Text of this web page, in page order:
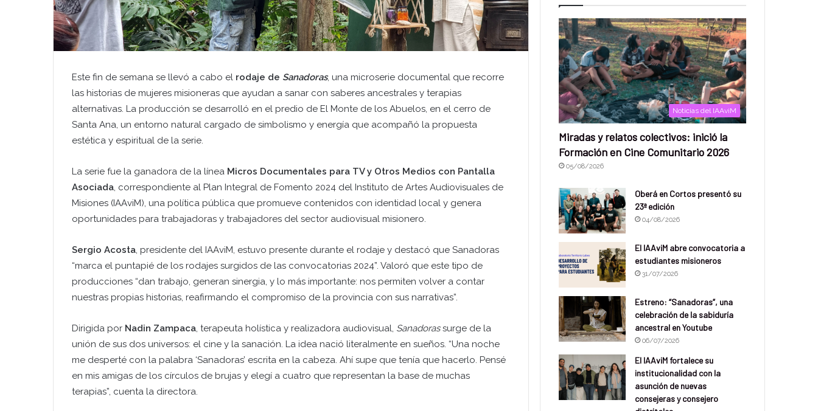
Este fin de semana se llevó a cabo el rodaje de Sanadoras, una microserie documental que recorre
las historias de mujeres misioneras que ayudan a sanar con saberes ancestrales y terapias
alternativas. La producción se desarrolló en el predio de El Monte de los Abuelos, en el cerro de
Santa Ana, un entorno natural cargado de simbolismo y energía que acompañó la propuesta
estética y espiritual de la serie.
La serie fue la ganadora de la línea Micros Documentales para TV y Otros Medios con Pantalla
Asociada, correspondiente al Plan Integral de Fomento 2024 del Instituto de Artes Audiovisuales de
Misiones (IAAviM), una política pública que promueve contenidos con identidad local y genera
oportunidades para trabajadoras y trabajadores del sector audiovisual misionero.
Sergio Acosta, presidente del IAAviM, estuvo presente durante el rodaje y destacó que Sanadoras
“marca el puntapié de los rodajes surgidos de las convocatorias 2024”. Valoró que este tipo de
producciones “dan trabajo, generan sinergia, y lo más importante: nos permiten volver a contar
nuestras propias historias, reafirmando el compromiso de la provincia con sus narrativas”.
Dirigida por Nadin Zampaca, terapeuta holística y realizadora audiovisual, Sanadorassurge de la
unión de sus dos universos: el cine y la sanación. La idea nació literalmente en sueños. “Una noche
me desperté con la palabra ‘Sanadoras’ escrita en la cabeza. Ahí supe que tenía que hacerlo. Pensé
en mis amigas de los círculos de brujas y elegí a cuatro que representan la base de muchas
terapias”, cuenta la directora.
Noticias del IAAviM
Miradas y relatos colectivos: inició la
Formación en Cine Comunitario 2026
05/08/2026
Oberá en Cortos presentó su
23ª edición
04/08/2026
El IAAviM abre convocatoria a
estudiantes misioneros
31/07/2026
Estreno: “Sanadoras”, una
celebración de la sabiduría
ancestral en Youtube
06/07/2026
El IAAviM fortalece su
institucionalidad con la
asunción de nuevas
consejeras y consejero